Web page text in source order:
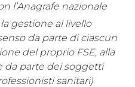
l’Anagrafe nazionale
gestione al livello
da parte di ciascun
del proprio FSE, alla
da parte dei soggetti
sanitari)